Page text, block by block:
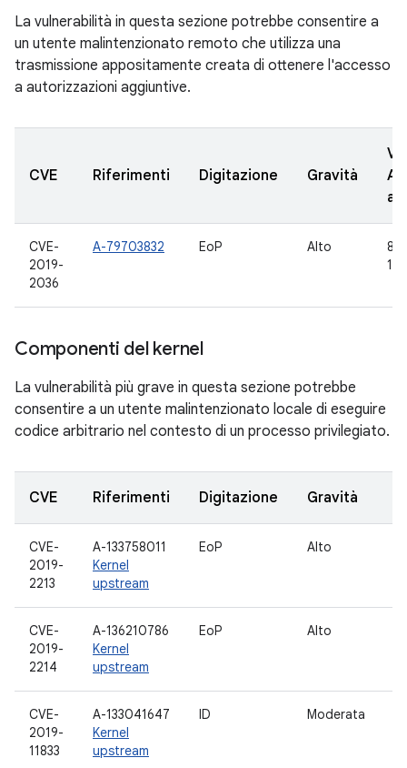
La vulnerabilità in questa sezione potrebbe consentire a
un utente malintenzionato remoto che utilizza una
trasmissione appositamente creata di ottenere l'accesso
a autorizzazioni aggiuntive.
CVE Riferimenti Digitazione Gravità
CVE-
2019-
2036
A-79703832 EoP Alto
10
Componenti del kernel
La vulnerabilità più grave in questa sezione potrebbe
consentire a un utente malintenzionato locale di eseguire
codice arbitrario nel contesto di un processo privilegiato.
CVE Riferimenti Digitazione Gravità
CVE-
2019-
2213
A-133758011
Kernel
upstream
EoP Alto
CVE-
2019-
2214
A-136210786
Kernel
upstream
EoP Alto
CVE-
2019-
11833
A-133041647
Kernel
upstream
ID Moderata